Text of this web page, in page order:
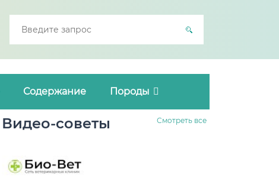
Содержание Породы
Видео-советы Смотреть все